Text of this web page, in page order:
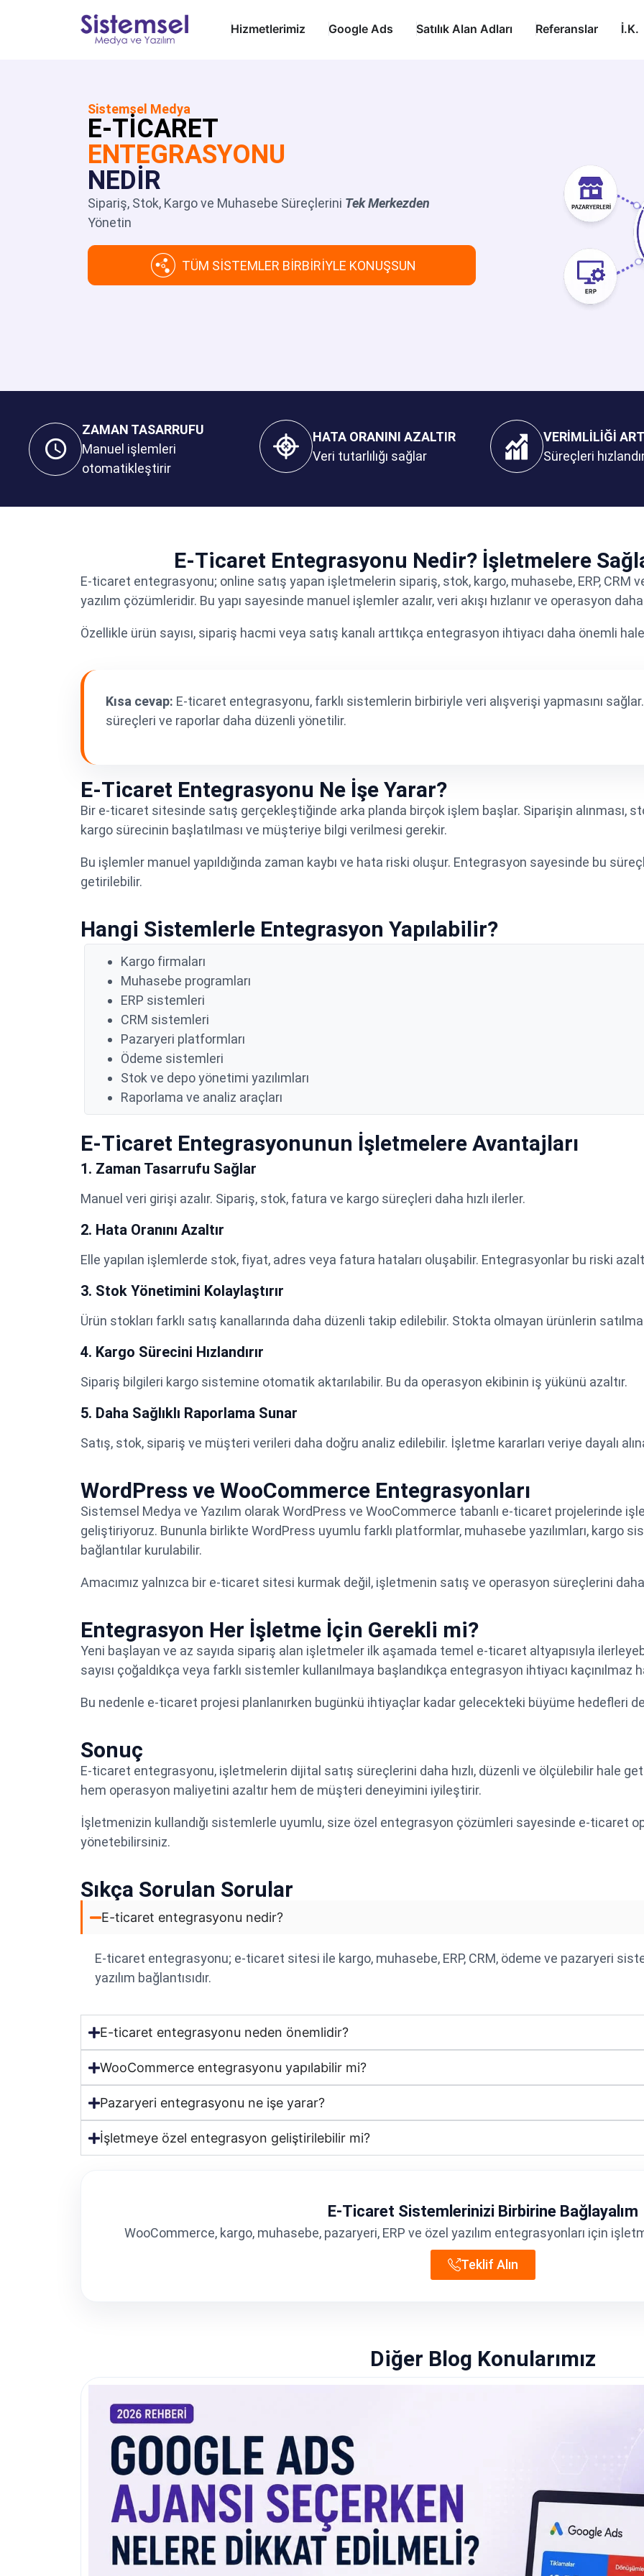
Hizmetlerimiz Google Ads Satılık Alan Adları Referanslar İ.K.
Sistemsel Medya
E-TİCARET
ENTEGRASYONU
NEDİR
Sipariş, Stok, Kargo ve Muhasebe Süreçlerini Tek Merkezden
Yönetin
TÜM SİSTEMLER BİRBİRİYLE KONUŞSUN
ZAMAN TASARRUFU
Manuel işlemleri
otomatikleştirir
HATA ORANINI AZALTIR
Veri tutarlılığı sağlar
VERİMLİLİĞİ
Süreçleri
E-Ticaret Entegrasyonu Nedir? İşletmelere
E-ticaret entegrasyonu; online satış yapan işletmelerin sipariş, stok, kargo, muhasebe, ERP, CRM
yazılım çözümleridir. Bu yapı sayesinde manuel işlemler azalır, veri akışı hızlanır ve operasyon
Özellikle ürün sayısı, sipariş hacmi veya satış kanalı arttıkça entegrasyon ihtiyacı daha önemli
Kısa cevap: E-ticaret entegrasyonu, farklı sistemlerin birbiriyle veri alışverişi yapmasını
süreçleri ve raporlar daha düzenli yönetilir.
E-Ticaret Entegrasyonu Ne İşe Yarar?
Bir e-ticaret sitesinde satış gerçekleştiğinde arka planda birçok işlem başlar. Siparişin alınması,
kargo sürecinin başlatılması ve müşteriye bilgi verilmesi gerekir.
Bu işlemler manuel yapıldığında zaman kaybı ve hata riski oluşur. Entegrasyon sayesinde bu
getirilebilir.
Hangi Sistemlerle Entegrasyon Yapılabilir?
Kargo firmaları
Muhasebe programları
ERP sistemleri
CRM sistemleri
Pazaryeri platformları
Ödeme sistemleri
Stok ve depo yönetimi yazılımları
Raporlama ve analiz araçları
E-Ticaret Entegrasyonunun İşletmelere Avantajları
1. Zaman Tasarrufu Sağlar
Manuel veri girişi azalır. Sipariş, stok, fatura ve kargo süreçleri daha hızlı ilerler.
2. Hata Oranını Azaltır
Elle yapılan işlemlerde stok, fiyat, adres veya fatura hataları oluşabilir. Entegrasyonlar bu riski
3. Stok Yönetimini Kolaylaştırır
Ürün stokları farklı satış kanallarında daha düzenli takip edilebilir. Stokta olmayan ürünlerin
4. Kargo Sürecini Hızlandırır
Sipariş bilgileri kargo sistemine otomatik aktarılabilir. Bu da operasyon ekibinin iş yükünü azaltır.
5. Daha Sağlıklı Raporlama Sunar
Satış, stok, sipariş ve müşteri verileri daha doğru analiz edilebilir. İşletme kararları veriye dayalı
WordPress ve WooCommerce Entegrasyonları
Sistemsel Medya ve Yazılım olarak WordPress ve WooCommerce tabanlı e-ticaret projelerinde
geliştiriyoruz. Bununla birlikte WordPress uyumlu farklı platformlar, muhasebe yazılımları, kargo
bağlantılar kurulabilir.
Amacımız yalnızca bir e-ticaret sitesi kurmak değil, işletmenin satış ve operasyon süreçlerini
Entegrasyon Her İşletme İçin Gerekli mi?
Yeni başlayan ve az sayıda sipariş alan işletmeler ilk aşamada temel e-ticaret altyapısıyla
sayısı çoğaldıkça veya farklı sistemler kullanılmaya başlandıkça entegrasyon ihtiyacı kaçınılmaz
Bu nedenle e-ticaret projesi planlanırken bugünkü ihtiyaçlar kadar gelecekteki büyüme hedefleri de
Sonuç
E-ticaret entegrasyonu, işletmelerin dijital satış süreçlerini daha hızlı, düzenli ve ölçülebilir hale
hem operasyon maliyetini azaltır hem de müşteri deneyimini iyileştirir.
İşletmenizin kullandığı sistemlerle uyumlu, size özel entegrasyon çözümleri sayesinde e-ticaret
yönetebilirsiniz.
Sıkça Sorulan Sorular
E-ticaret entegrasyonu nedir?
E-ticaret entegrasyonu; e-ticaret sitesi ile kargo, muhasebe, ERP, CRM, ödeme ve pazaryeri
yazılım bağlantısıdır.
E-ticaret entegrasyonu neden önemlidir?
WooCommerce entegrasyonu yapılabilir mi?
Pazaryeri entegrasyonu ne işe yarar?
İşletmeye özel entegrasyon geliştirilebilir mi?
E-Ticaret Sistemlerinizi Birbirine Bağlayalım
WooCommerce, kargo, muhasebe, pazaryeri, ERP ve özel yazılım entegrasyonları için
Teklif Alın
Diğer Blog Konularımız